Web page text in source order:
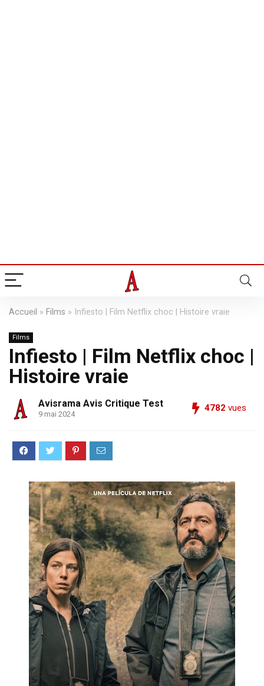
Accueil » Films » Infiesto | Film Netflix choc | Histoire vraie
Films
Infiesto | Film Netflix choc |
Histoire vraie
Avisrama Avis Critique Test
9 mai 2024
4782 vues